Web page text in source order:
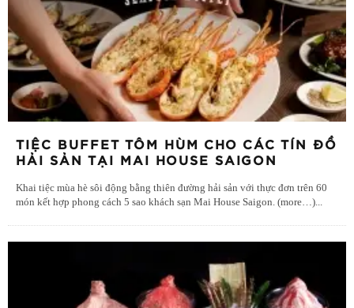
TIỆC BUFFET TÔM HÙM CHO CÁC TÍN ĐỒ
HẢI SẢN TẠI MAI HOUSE SAIGON
Khai tiệc mùa hè sôi động bằng thiên đường hải sản với thực đơn trên 60
món kết hợp phong cách 5 sao khách sạn Mai House Saigon. (more…)...